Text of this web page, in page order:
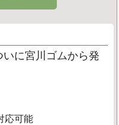
に宮川ゴムから発
応可能